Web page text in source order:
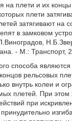
на плети и их
плети
затягивают на
в замковом
- М.: Транспорт,
способа
рельсовых
внутрь колеи и
плетей. При этом
при